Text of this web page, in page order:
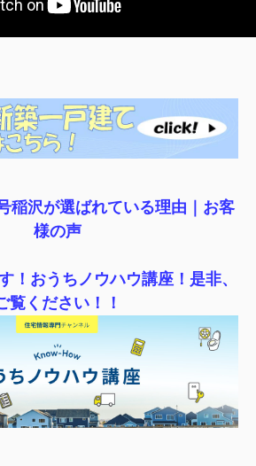
沢が選ばれている理由｜ お客
様の声
！おうちノウハウ講座！是非、
覧ください！！